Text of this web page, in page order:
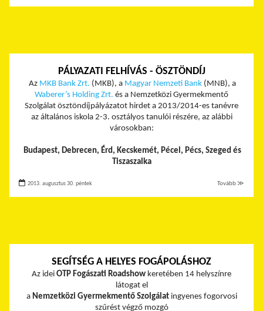
PÁLYAZATI FELHÍVÁS - ÖSZTÖNDÍJ
Az MKB Bank Zrt. (MKB), a Magyar Nemzeti Bank (MNB), a
Waberer’s Holding Zrt. és a Nemzetközi Gyermekmentő
Szolgálat ösztöndíjpályázatot hirdet a 2013/2014-es tanévre
az általános iskola 2-3. osztályos tanulói részére, az alábbi
városokban:
Budapest, Debrecen, Érd, Kecskemét, Pécel, Pécs, Szeged és
Tiszaszalka
2013. augusztus 30. péntek Tovább ≫
SEGÍTSÉG A HELYES FOGÁPOLÁSHOZ
Az idei OTP Fogászati Roadshow keretében 14 helyszínre
látogat el
a Nemzetközi Gyermekmentő Szolgálatingyenes fogorvosi
szűrést végző mozgó